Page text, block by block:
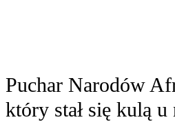
Puchar Narodów
który stał się kulą u